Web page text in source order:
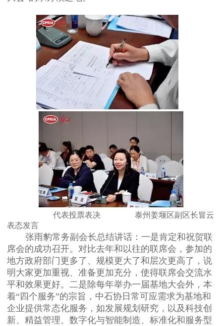
代表投票表决
泰州姜堰区副区长冒云
表态发言
张雨豹常务副会长总结讲话：一是肯定和祝贺联
席会的成功召开。对比去年和以往的联席会，参加的
地方政府部门更多了、规模更大了和层次更高了，说
明大家更加重视、准备更加充分，使得联席会交流水
平和效果更好。二是除每年举办一届基地大会外，本
着“四个服务”的宗旨，中石协日常可应需求为基地和
企业提供常态化服务，如发展规划研究，以及科技创
新、精益管理、数字化与智能制造、标准化和服务型